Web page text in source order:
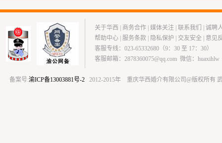
关于华西 商务合作 媒体关注 联系我们
诚聘
帮助中心 服务条款 隐私保护 交友安全
意见
客服专线：023-65332680（9：30 至 17：30）
客服邮箱：2878360075@qq.com 微信：huaxihlw
备案号:渝ICP备13003881号-2 2012-2015年 重庆华西婚介有限公司@版权所有